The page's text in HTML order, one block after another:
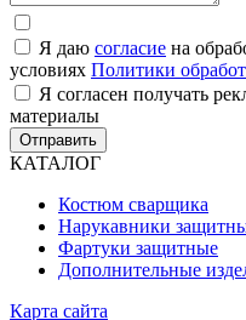
Я даю согласие на
условиях Политики
Я согласен получать
материалы
Отправить
КАТАЛОГ
Костюм сварщика
Нарукавники
Фартуки защитные
Дополнительные
Карта сайта